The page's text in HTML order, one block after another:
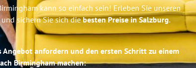
kann so einfach sein! Erleben Sie unseren
und sichern Sie sich diebesten Preise in Salzburg.
anfordern und den ersten Schritt zu einem
Birmingham machen: